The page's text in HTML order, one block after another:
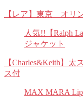
【レア】東京 オリ
人気!!【Ralph
ジャケット
【Charles&Keith】
ス付
MAX MARA